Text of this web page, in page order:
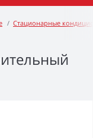
Стационарные